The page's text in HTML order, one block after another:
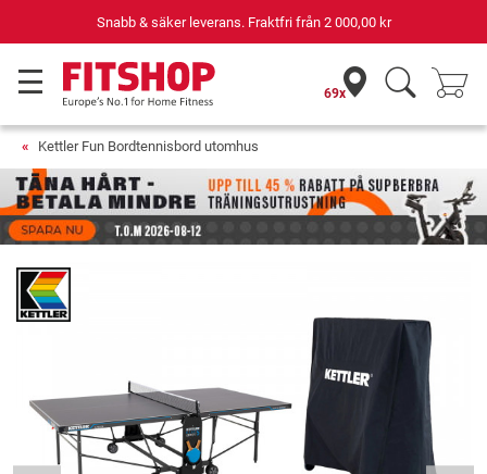
Snabb & säker leverans. Fraktfri från 2 000,00 kr
69x
Kettler Fun Bordtennisbord utomhus